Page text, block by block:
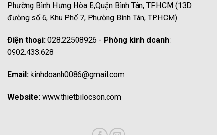
Phường Bình Hưng Hòa B,Quận Bình Tân, TP.HCM (13D
đường số 6, Khu Phố 7, Phường Bình Tân, TP.HCM)
Điện thoại: 028.22508926 - Phòng kinh doanh:
0902.433.628
Email: kinhdoanh0086@gmail.com
Website: www.thietbilocson.com